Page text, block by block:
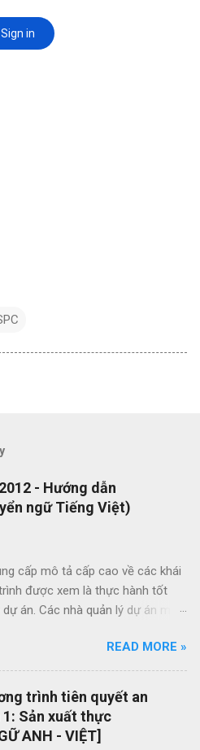
- Hướng dẫn
ngữ Tiếng Việt)
cấp mô tả cấp cao về các khái
được xem là thực hành tốt
án. Các nhà quản lý dự án mới
sử dụng hướng dẫn quản lý dự
này để cải thiện thành công
đạt được kết quả kinh doanh. Các
21500 bao gồm: Khuyến khích
​​thức giữa các dự án và giữa
nâng cao chất lượng dự án
READ MORE »
trình tiên quyết an
Sản xuất thực
ANH - VIỆT]